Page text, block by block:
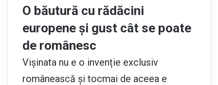
O băutură cu rădăcini
europene și gust cât se poate
de românesc
Vișinata nu e o invenție exclusiv
românească și tocmai de aceea e